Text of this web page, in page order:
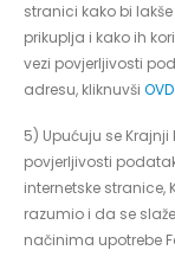
stranici kako bi
prikuplja i kako ih
vezi povjerljivosti
adresu, kliknuvši
5) Upućuju se
povjerljivosti
internetske stranice,
razumio i da se
načinima upotrebe